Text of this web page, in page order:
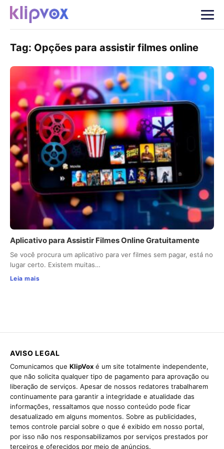
Tag: Opções para assistir filmes online
Aplicativo para Assistir Filmes Online Gratuitamente
Se você procura um aplicativo para ver filmes sem pagar, está no
lugar certo. Existem muitas…
Leia mais
AVISO LEGAL
Comunicamos que KlipVox é um site totalmente independente,
que não solicita qualquer tipo de pagamento para aprovação ou
liberação de serviços. Apesar de nossos redatores trabalharem
continuamente para garantir a integridade e atualidade das
informações, ressaltamos que nosso conteúdo pode ficar
desatualizado em alguns momentos. Sobre as publicidades,
temos controle parcial sobre o que é exibido em nosso portal,
por isso não nos responsabilizamos por serviços prestados por
terceiros e oferecidos por meio de anúncios.